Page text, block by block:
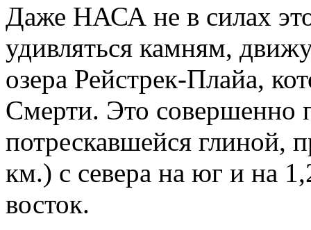
Даже НАСА не в силах
удивляться камням,
озера Рейстрек-Плайа,
Смерти. Это совершенно
потрескавшейся глиной,
км.) с севера на юг и на
восток.